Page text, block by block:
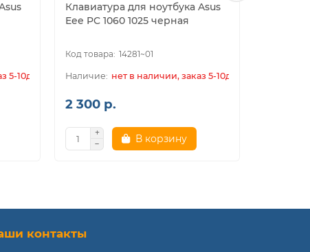
5-10дн.
Клавиатура для ноутбука Asus
Eee PC 1060 1025 черная
14281~01
нет в наличии, заказ 5-10дн.
2 300 р.
В корзину
контакты